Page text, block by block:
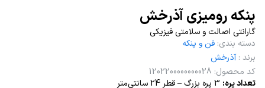
پنکه رومیزی آذرخش
گارانتی اصالت و سلامتی فیزیکی
دسته بندی: فن و پنکه
برند : آذرخش
کد محصول:
1202200000000028
تعداد پره: